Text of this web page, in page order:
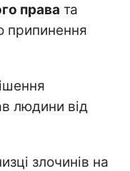
права та
припинення
людини від
злочинів на